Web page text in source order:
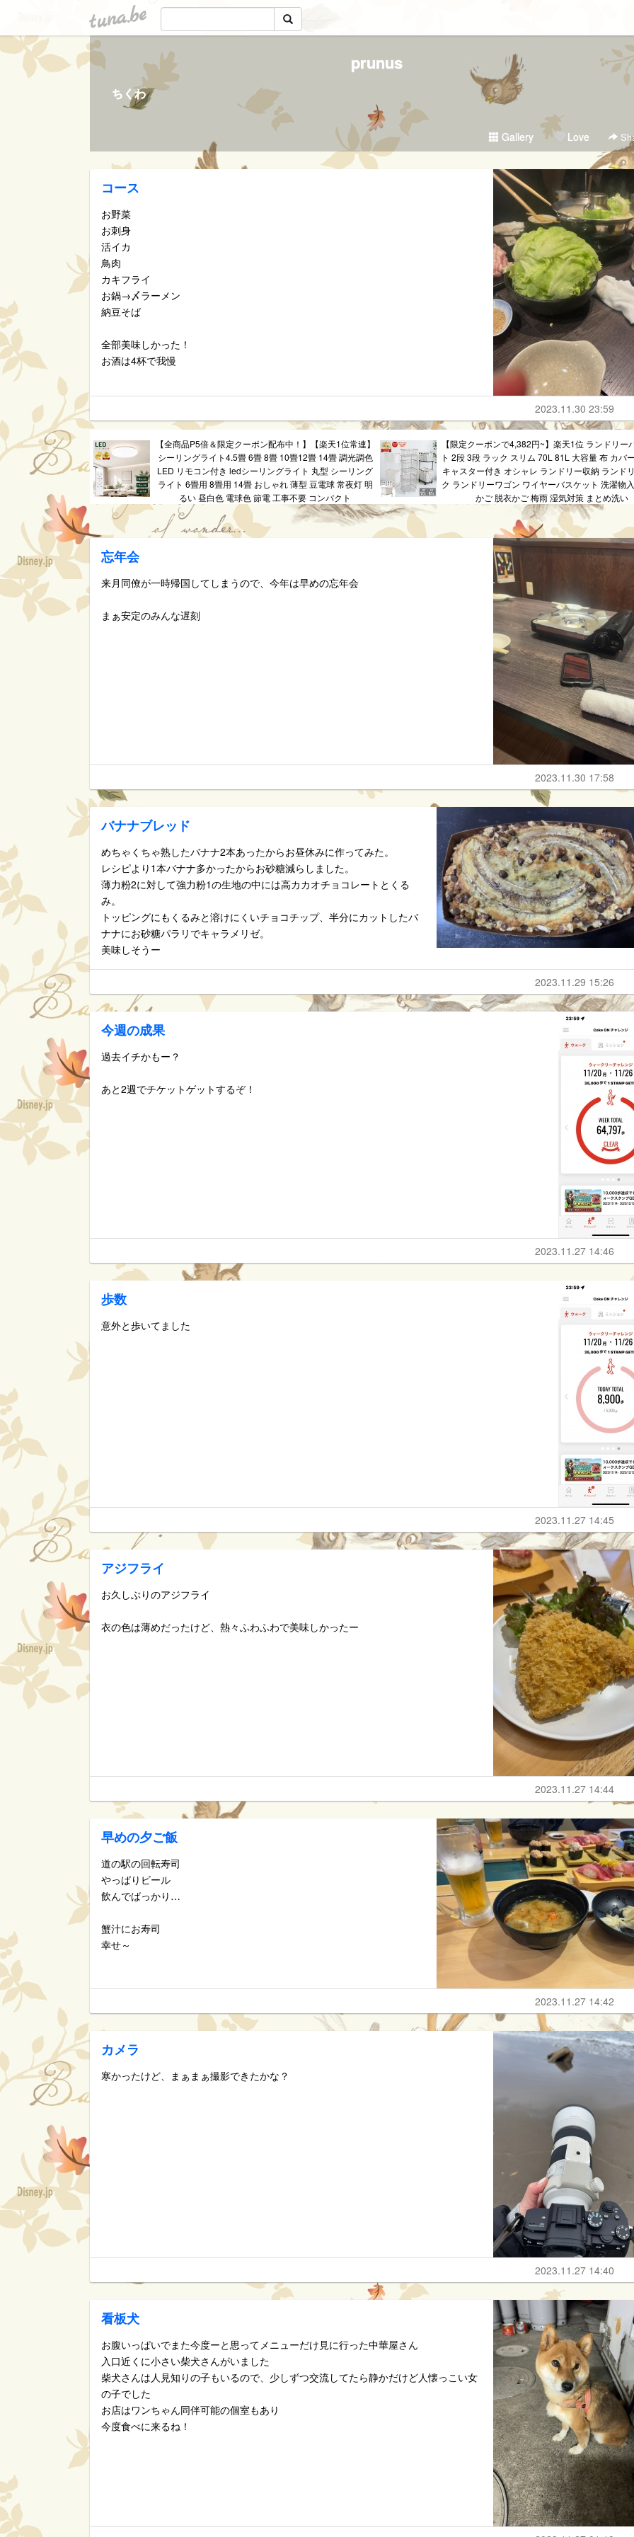
tuna.be
prunus
ちくわ
Gallery Love
コース
お野菜
お刺身
活イカ
鳥肉
カキフライ
お鍋→〆ラーメン
納豆そば
全部美味しかった！
お酒は4杯で我慢
2023.11.30 23:59
【全商品P5倍＆限定クーポン配布中！】【楽天1位常連】
シーリングライト4.5畳 6畳 8畳 10畳12畳 14畳 調光調色
LED リモコン付き ledシーリングライト 丸型 シーリング
ライト 6畳用 8畳用 14畳 おしゃれ 薄型 豆電球 常夜灯 明
るい 昼白色 電球色 節電 工事不要 コンパクト
【限定クーポンで4,382円~】楽天1位 ランドリー
ト 2段 3段 ラック スリム 70L 81L 大容量 布 カバ
キャスター付き オシャレ ランドリー収納 ランド
ク ランドリーワゴン ワイヤーバスケット 洗濯物
かご 脱衣かご 梅雨 湿気対策 まとめ洗い
忘年会
来月同僚が一時帰国してしまうので、今年は早めの忘年会
まぁ安定のみんな遅刻
2023.11.30 17:58
バナナブレッド
めちゃくちゃ熟したバナナ2本あったからお昼休みに作ってみた。
レシピより1本バナナ多かったからお砂糖減らしました。
薄力粉2に対して強力粉1の生地の中には高カカオチョコレートとくる
み。
トッピングにもくるみと溶けにくいチョコチップ、半分にカットしたバ
ナナにお砂糖パラリでキャラメリゼ。
美味しそうー
2023.11.29 15:26
今週の成果
過去イチかもー？
あと2週でチケットゲットするぞ！
2023.11.27 14:46
歩数
意外と歩いてました
2023.11.27 14:45
アジフライ
お久しぶりのアジフライ
衣の色は薄めだったけど、熱々ふわふわで美味しかったー
2023.11.27 14:44
早めの夕ご飯
道の駅の回転寿司
やっぱりビール
飲んでばっかり…
蟹汁にお寿司
幸せ～
2023.11.27 14:42
カメラ
寒かったけど、まぁまぁ撮影できたかな？
2023.11.27 14:40
看板犬
お腹いっぱいでまた今度ーと思ってメニューだけ見に行った中華屋さん
入口近くに小さい柴犬さんがいました
柴犬さんは人見知りの子もいるので、少しずつ交流してたら静かだけど人懐っこい女
の子でした
お店はワンちゃん同伴可能の個室もあり
今度食べに来るね！